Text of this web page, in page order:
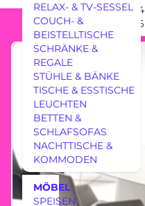
RELAX- & TV-SESSEL
COUCH- &
BEISTELLTISCHE
SCHRÄNKE &
REGALE
STÜHLE & BÄNKE
TISCHE & ESSTISCHE
LEUCHTEN
BETTEN &
SCHLAFSOFAS
NACHTTISCHE &
KOMMODEN
MÖBEL
MÖBEL
SPEISEN
24
36